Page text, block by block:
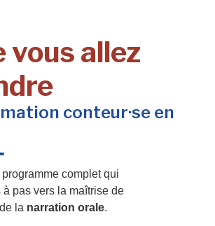
vous allez
conteur·se en
complet qui
pas vers la maîtrise de
la narration orale.